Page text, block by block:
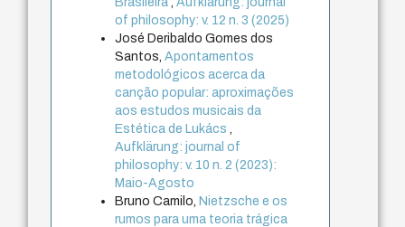
of philosophy: v. 12 n. 3 (2025)
José Deribaldo Gomes dos
Santos,Apontamentos
metodológicos acerca da
canção popular: aproximações
aos estudos musicais da
Estética de Lukács
Aufklärung: journal of
philosophy: v. 10 n. 2 (2023):
Maio-Agosto
Bruno Camilo, Nietzsche e os
rumos para uma teoria trágica